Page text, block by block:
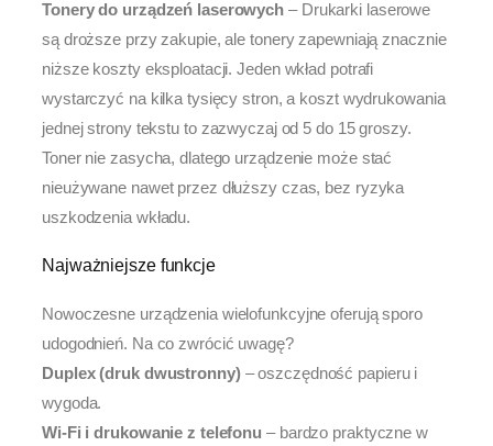
Tonery do urządzeń laserowych – Drukarki laserowe
są droższe przy zakupie, ale tonery zapewniają znacznie
niższe koszty eksploatacji. Jeden wkład potrafi
wystarczyć na kilka tysięcy stron, a koszt wydrukowania
jednej strony tekstu to zazwyczaj od 5 do 15 groszy.
Toner nie zasycha, dlatego urządzenie może stać
nieużywane nawet przez dłuższy czas, bez ryzyka
uszkodzenia wkładu.
Najważniejsze funkcje
Nowoczesne urządzenia wielofunkcyjne oferują sporo
udogodnień. Na co zwrócić uwagę?
Duplex (druk dwustronny)– oszczędność papieru i
wygoda.
Wi-Fi i drukowanie z telefonu – bardzo praktyczne w